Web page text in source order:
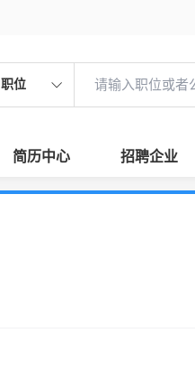
职位
简历中心 招聘企业